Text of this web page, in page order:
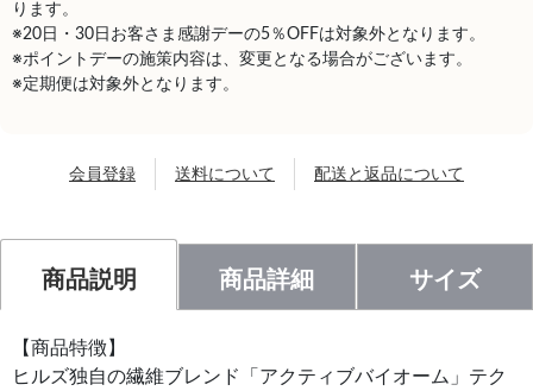
ります。
※20日・30日お客さま感謝デーの5％OFFは対象外となります。
※ポイントデーの施策内容は、変更となる場合がございます。
※定期便は対象外となります。
会員登録 送料について 配送と返品について
商品説明 商品詳細 サイズ
【商品特徴】
ヒルズ独自の繊維ブレンド「アクティブバイオーム」テク